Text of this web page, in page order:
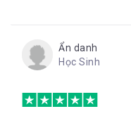
Ẩn danh
Học Sinh